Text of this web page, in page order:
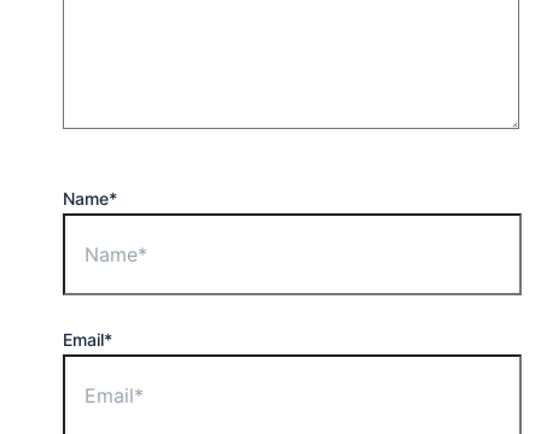
Name*
Email*